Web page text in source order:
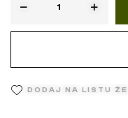
DODAJ NA LISTU